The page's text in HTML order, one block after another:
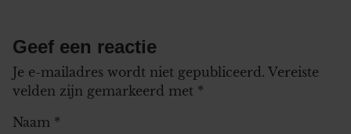
Geef een reactie
Je e-mailadres wordt niet gepubliceerd. Vereiste
velden zijn gemarkeerd met *
Naam *